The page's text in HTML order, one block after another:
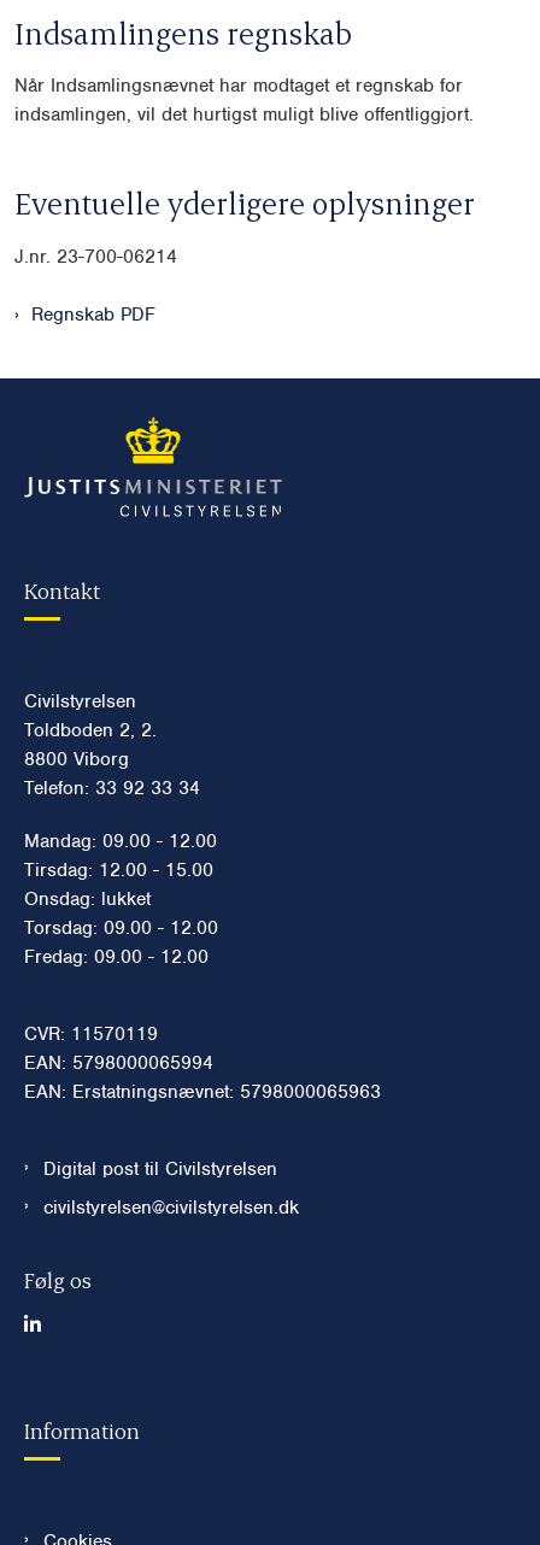
Indsamlingens regnskab
Når Indsamlingsnævnet har modtaget et regnskab for
indsamlingen, vil det hurtigst muligt blive offentliggjort.
Eventuelle yderligere oplysninger
J.nr. 23-700-06214
Regnskab PDF
Kontakt
Civilstyrelsen
Toldboden 2, 2.
8800 Viborg
Telefon: 33 92 33 34
Mandag: 09.00 - 12.00
Tirsdag: 12.00 - 15.00
Onsdag: lukket
Torsdag: 09.00 - 12.00
Fredag: 09.00 - 12.00
CVR: 11570119
EAN: 5798000065994
EAN: Erstatningsnævnet: 5798000065963
Digital post til Civilstyrelsen
civilstyrelsen@civilstyrelsen.dk
Følg os
Information